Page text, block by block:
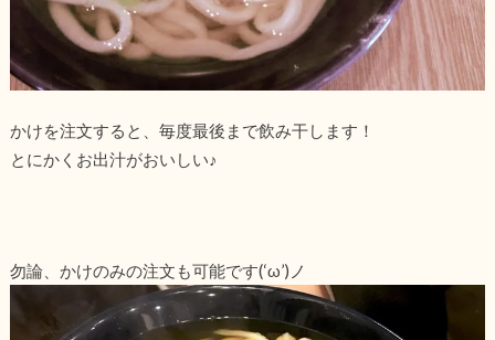
かけを注文すると、毎度最後まで飲み干します！
とにかくお出汁がおいしい♪
勿論、かけのみの注文も可能です(‘ω’)ノ